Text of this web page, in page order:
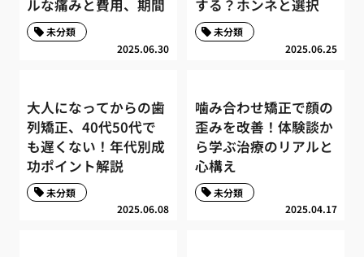
ルな痛みと費用、期間
2025.06.30
未分類
する？ホンネと選択
2025.06.25
未分類
大人になってからの歯
列矯正、40代50代で
も遅くない！年代別成
功ポイント解説
2025.06.08
未分類
噛み合わせ矯正で顔の
歪みを改善！体験談か
ら学ぶ治療のリアルと
心構え
2025.04.17
未分類